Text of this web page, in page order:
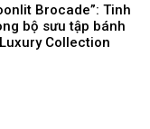
Brocade”: Tinh
bộ sưu tập bánh
Collection